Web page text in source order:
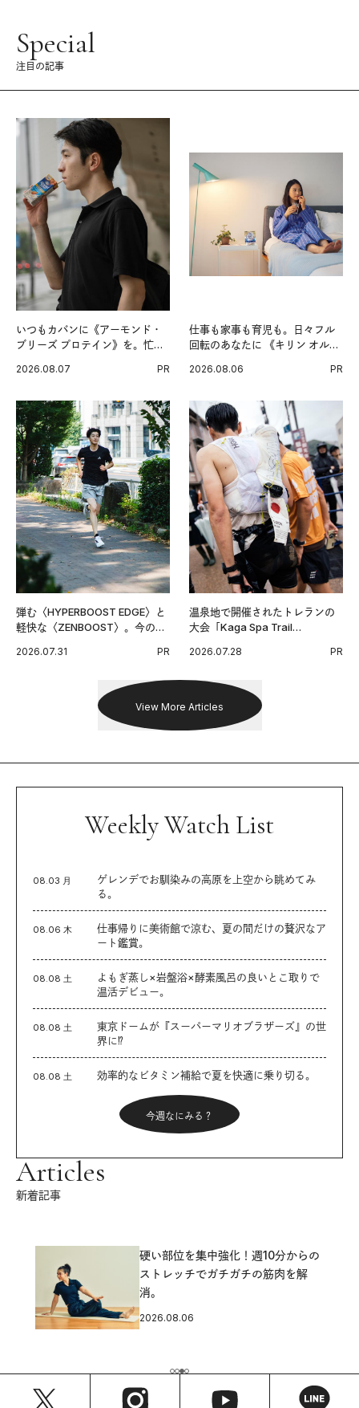
Special
注目の記事
いつもカバンに《アーモンド・
ブリーズ プロテイン》を。忙し
グ習慣。
2026.08.07 PR
仕事も家事も育児も。日々フル
回転のあなたに 《キリン オルニ
2026.08.06 PR
弾む〈HYPERBOOST EDGE〉と
軽快な〈ZENBOOST〉。今の時
出した新機軸。
2026.07.31 PR
温泉地で開催されたトレランの
大会「Kaga Spa Trail
戦を夢見るランナーたちの奮闘
2026.07.28 PR
View More Articles
Weekly Watch List
08.03 月
ゲレンデでお馴染みの高原を上空から眺めてみ
る。
08.06 木
仕事帰りに美術館で涼む、夏の間だけの贅沢なア
ート鑑賞。
08.08 土
よもぎ蒸し×岩盤浴×酵素風呂の良いとこ取りで
温活デビュー。
08.08 土
東京ドームが『スーパーマリオブラザーズ』の世
界に⁉︎
08.08 土 効率的なビタミン補給で夏を快適に乗り切る。
今週なにみる？
Articles
新着記事
硬い部位を集中強化！週10分からの
ストレッチでガチガチの筋肉を解
消。
2026.08.06